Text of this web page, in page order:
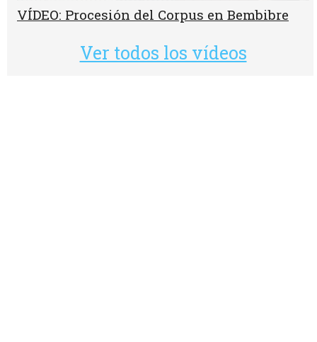
VÍDEO: Procesión del Corpus en Bembibre
Ver todos los vídeos